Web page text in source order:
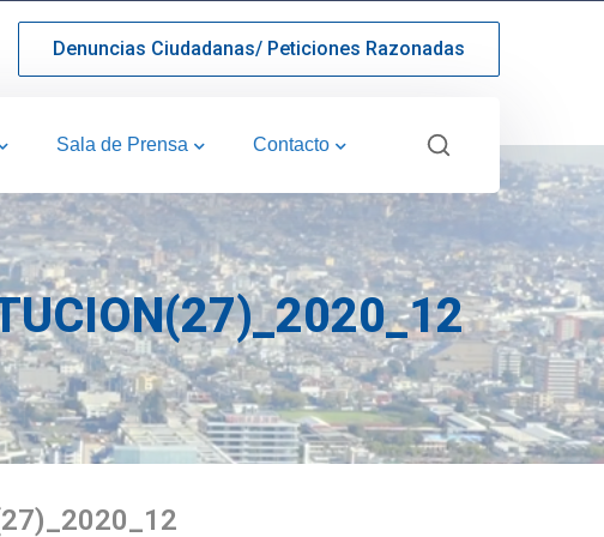
Denuncias Ciudadanas/ Peticiones Razonadas
Sala de Prensa Contacto